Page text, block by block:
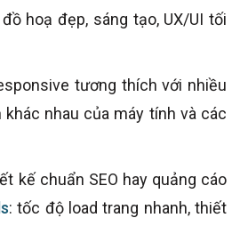
hoạ đẹp, sáng tạo, UX/UI tối
tương thích với nhiều
nhau của máy tính và các
kế chuẩn SEO hay quảng cáo
: tốc độ load trang nhanh, thiết